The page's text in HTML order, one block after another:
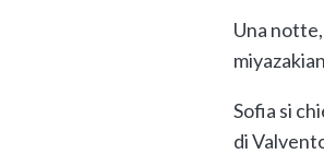
Una
Sofia si
di